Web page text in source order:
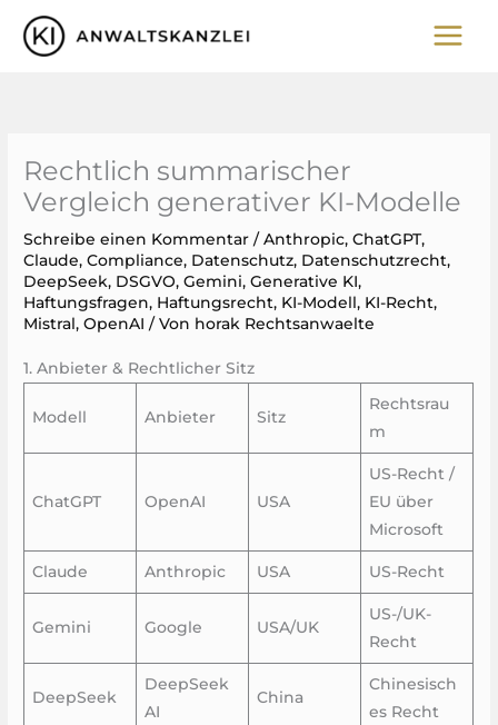
Inhalt
Rechtlich summarischer
Vergleich generativer KI-Modelle
Schreibe einen Kommentar /Anthropic,ChatGPT,
Claude,Compliance, Datenschutz, Datenschutz​recht,
DeepSeek, DSGVO,Gemini,Generative KI,
Haftungsfragen, Haftungsrecht, KI-Modell, KI-Recht,
Mistral,OpenAI / Von horak Rechtsanwaelte
1. Anbieter & Rechtlicher Sitz
Modell Anbieter Sitz
Rechtsrau
m
ChatGPT OpenAI USA
US-Recht /
EU über
Microsoft
Claude Anthropic USA US-Recht
Gemini Google USA/UK
US-/UK-
Recht
DeepSeek
DeepSeek
AI
China
Chinesisch
es Recht